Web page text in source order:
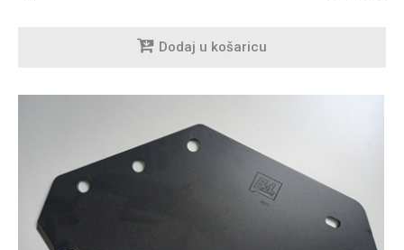
Dodaj u košaricu